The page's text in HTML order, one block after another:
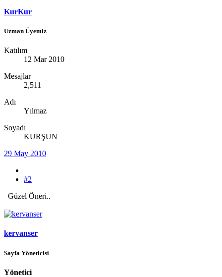
KurKur
Uzman Üyemiz
Katılım
12 Mar 2010
Mesajlar
2,511
Adı
Yılmaz
Soyadı
KURŞUN
29 May 2010
#2
Güzel Öneri..
kervanser
Sayfa Yöneticisi
Yönetici